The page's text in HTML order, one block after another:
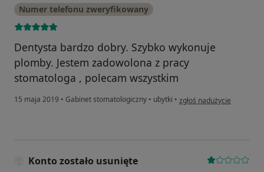
Numer telefonu zweryfikowany
Dentysta bardzo dobry. Szybko wykonuje
plomby. Jestem zadowolona z pracy
stomatologa , polecam wszystkim
15 maja 2019 • Gabinet stomatologiczny • ubytki • w opinii użytkownika
zgłoś nadużycie
Konto zostało usunięte